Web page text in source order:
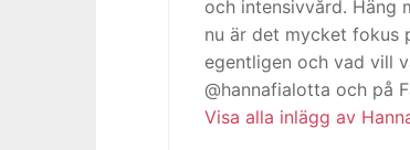
och intensivvård. Häng
nu är det mycket fokus
egentligen och vad vill
@hannafialotta och på
Visa alla inlägg av